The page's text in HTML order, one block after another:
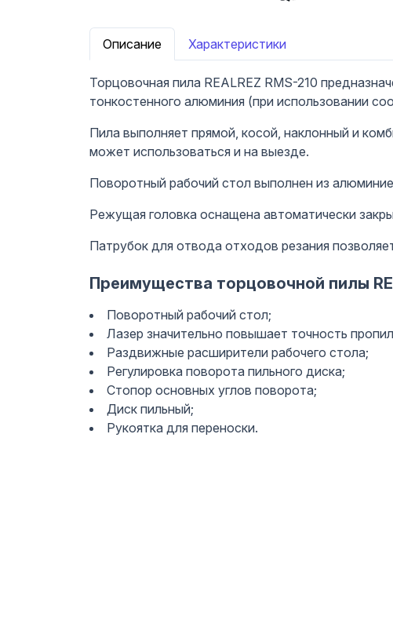
Описание Характеристики
Торцовочная пила REALREZ RMS-210
тонкостенного алюминия (при использовании
Пила выполняет прямой, косой, наклонный и
может использоваться и на выезде.
Поворотный рабочий стол выполнен из
Режущая головка оснащена автоматически
Патрубок для отвода отходов резания
Преимущества торцовочной пилы
Поворотный рабочий стол;
Лазер значительно повышает точность
Раздвижные расширители рабочего стола;
Регулировка поворота пильного диска;
Стопор основных углов поворота;
Диск пильный;
Рукоятка для переноски.